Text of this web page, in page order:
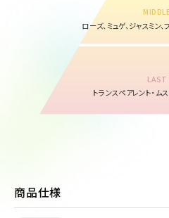
ローズ、ミュゲ、ジャスミン
LAST
トランスペアレント・ム
商品仕様